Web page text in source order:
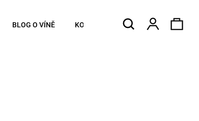
BLOG O VÍNĚ KONTAKTY Hledat